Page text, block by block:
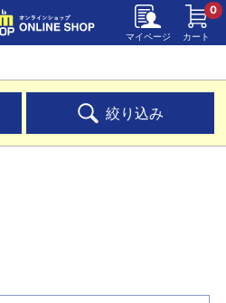
マイページ カート
0
絞り込み